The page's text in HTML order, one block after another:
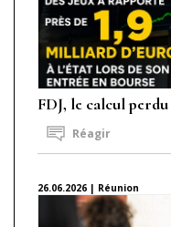
FDJ, le calcul
Réagir
26.06.2026 | Réunion